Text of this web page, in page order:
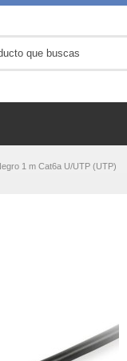
1 m Cat6a U/UTP (UTP)